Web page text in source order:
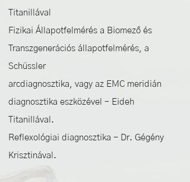
Titanillával
Fizikai Állapotfelmérés a Biomező és
Transzgenerációs állapotfelmérés, a
Schüssler
arcdiagnosztika, vagy az EMC meridián
diagnosztika eszközével – Eideh
Titanillával.
Reflexológiai diagnosztika - Dr. Gégény
Krisztinával.